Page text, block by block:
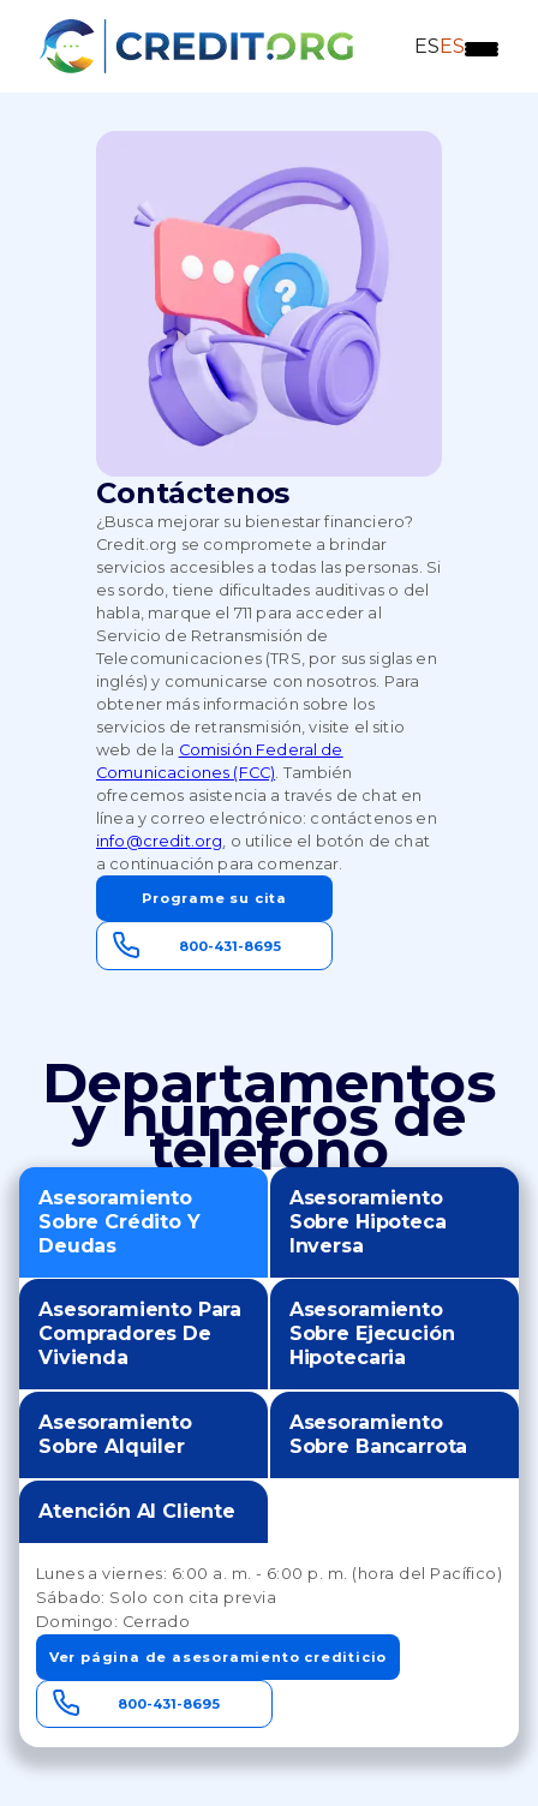
ESES
Contáctenos
¿Busca mejorar su bienestar financiero?
Credit.org se compromete a brindar
servicios accesibles a todas las personas. Si
es sordo, tiene dificultades auditivas o del
habla, marque el 711 para acceder al
Servicio de Retransmisión de
Telecomunicaciones (TRS, por sus siglas en
inglés) y comunicarse con nosotros. Para
obtener más información sobre los
servicios de retransmisión, visite el sitio
web de la Comisión Federal de
Comunicaciones (FCC). También
ofrecemos asistencia a través de chat en
línea y correo electrónico: contáctenos en
info@credit.org, o utilice el botón de chat
a continuación para comenzar.
Programe su cita
800-431-8695
Departamentos
y números de
teléfono
Asesoramiento
Sobre Crédito Y
Deudas
Asesoramiento
Sobre Hipoteca
Inversa
Asesoramiento Para
Compradores De
Vivienda
Asesoramiento
Sobre Ejecución
Hipotecaria
Asesoramiento
Sobre Alquiler
Asesoramiento
Sobre Bancarrota
Atención Al Cliente
Lunes a viernes: 6:00 a. m. - 6:00 p. m. (hora del Pacífico)
Sábado: Solo con cita previa
Domingo: Cerrado
Ver página de asesoramiento crediticio
800-431-8695